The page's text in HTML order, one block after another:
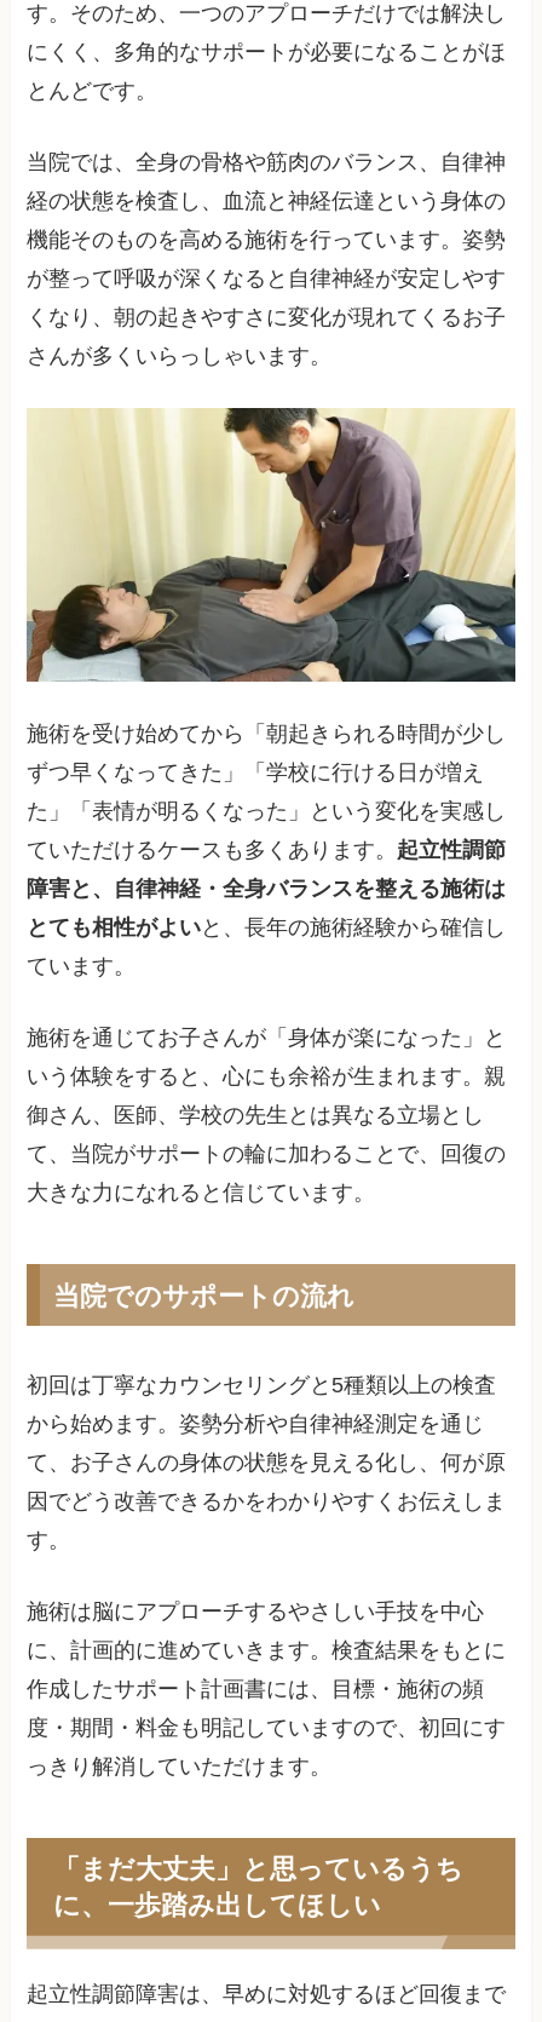
す。そのため、一つのアプローチだけでは解決し
にくく、多角的なサポートが必要になることがほ
とんどです。
当院では、全身の骨格や筋肉のバランス、自律神
経の状態を検査し、血流と神経伝達という身体の
機能そのものを高める施術を行っています。姿勢
が整って呼吸が深くなると自律神経が安定しやす
くなり、朝の起きやすさに変化が現れてくるお子
さんが多くいらっしゃいます。
施術を受け始めてから「朝起きられる時間が少し
ずつ早くなってきた」「学校に行ける日が増え
た」「表情が明るくなった」という変化を実感し
ていただけるケースも多くあります。 起立性調節
障害と、自律神経・全身バランスを整える施術は
とても相性がよいと、長年の施術経験から確信し
ています。
施術を通じてお子さんが「身体が楽になった」と
いう体験をすると、心にも余裕が生まれます。親
御さん、医師、学校の先生とは異なる立場とし
て、当院がサポートの輪に加わることで、回復の
大きな力になれると信じています。
当院でのサポートの流れ
初回は丁寧なカウンセリングと5種類以上の検査
から始めます。姿勢分析や自律神経測定を通じ
て、お子さんの身体の状態を見える化し、何が原
因でどう改善できるかをわかりやすくお伝えしま
す。
施術は脳にアプローチするやさしい手技を中心
に、計画的に進めていきます。検査結果をもとに
作成したサポート計画書には、目標・施術の頻
度・期間・料金も明記していますので、初回にす
っきり解消していただけます。
「まだ大丈夫」と思っているうち
に、一歩踏み出してほしい
起立性調節障害は、早めに対処するほど回復まで